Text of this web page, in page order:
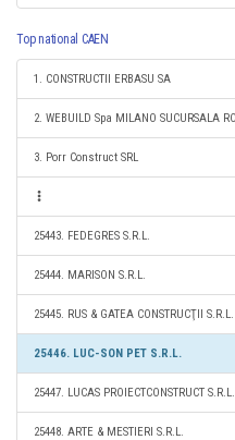
Top national CAEN
1. CONSTRUCTII ERBASU SA
3. Porr Construct SRL
25443. FEDEGRES S.R.L.
25444. MARISON S.R.L.
25445. RUS & GATEA CONSTRUCŢII S.R.L.
25446. LUC-SON PET S.R.L.
25447. LUCAS PROIECTCONSTRUCT S.R.L.
25448. ARTE & MESTIERI S.R.L.